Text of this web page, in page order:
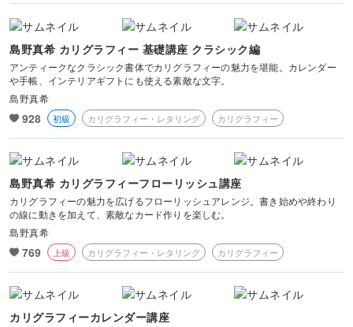
風景・スナップ
物撮り・テーブルフォト
ポートレート
島野真希 カリグラフィー 基礎講座 クラシック編
アンティークなクラシック書体でカリグラフィーの魅力を堪能。カレンダー
や手帳、インテリアギフトにも使える素敵な文字。
島野真希
928 初級 カリグラフィー・レタリング カリグラフィー
島野真希 カリグラフィーフローリッシュ講座
カリグラフィーの魅力を広げるフローリッシュアレンジ。書き始めや終わり
の線に動きを加えて、素敵なカード作りを楽しむ。
島野真希
769 上級 カリグラフィー・レタリング カリグラフィー
カリグラフィーカレンダー講座